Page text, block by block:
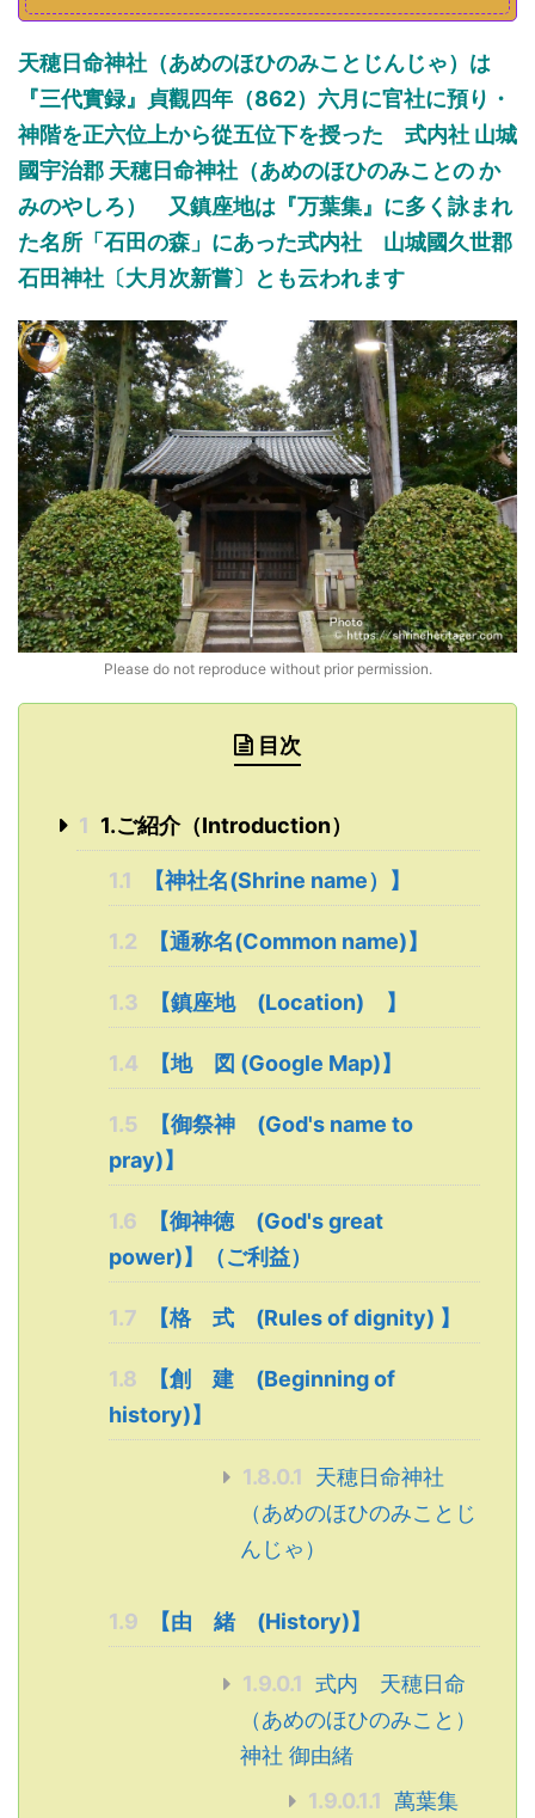
天穂日命神社（あめのほひのみことじんじゃ）は
『三代實録』貞觀四年（862）六月に官社に預り・
神階を正六位上から從五位下を授った 式内社 山城
國宇治郡 天穂日命神社（あめのほひのみことの か
みのやしろ） 又鎮座地は『万葉集』に多く詠まれ
た名所「石田の森」にあった式内社 山城國久世郡
石田神社〔大月次新嘗〕とも云われます
Please do not reproduce without prior permission.
目次
1 1.ご紹介（Introduction）
1.1 【神社名(Shrine name）】
1.2 【通称名(Common name)】
1.3 【鎮座地 (Location) 】
1.4 【地 図 (Google Map)】
1.5
【御祭神 (God's name to
pray)】
1.6
【御神徳 (God's great
power)】（ご利益）
1.7 【格 式 (Rules of dignity) 】
1.8
【創 建 (Beginning of
history)】
1.8.0.1
天穂日命神社
（あめのほひのみことじ
んじゃ）
1.9 【由 緒 (History)】
1.9.0.1
式内 天穂日命
（あめのほひのみこと）
神社 御由緒
1.9.0.1.1
萬葉集